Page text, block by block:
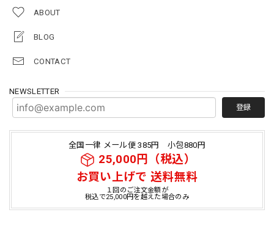
ABOUT
BLOG
CONTACT
NEWSLETTER
登録
全国一律 メール便 385円 小包880円
25,000円（税込）
お買い上げで 送料無料
１回のご注文金額が
税込で25,000円を越えた場合のみ